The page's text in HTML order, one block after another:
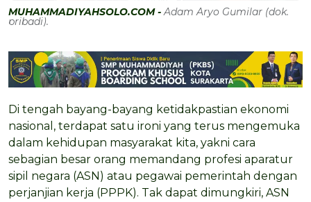
MUHAMMADIYAHSOLO.COM -Adam Aryo Gumilar (dok.
pribadi).
Di tengah bayang-bayang ketidakpastian ekonomi
nasional, terdapat satu ironi yang terus mengemuka
dalam kehidupan masyarakat kita, yakni cara
sebagian besar orang memandang profesi aparatur
sipil negara (ASN) atau pegawai pemerintah dengan
perjanjian kerja (PPPK). Tak dapat dimungkiri, ASN